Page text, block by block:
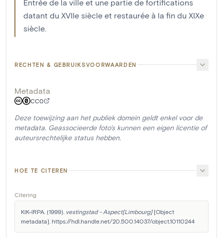
Entrée de la ville et une partie de fortifications
datant du XVIIe siècle et restaurée à la fin du XIXe
siècle.
RECHTEN & GEBRUIKSVOORWAARDEN
Metadata
CC0
Deze toewijzing aan het publiek domein geldt enkel voor de
metadata. Geassocieerde foto's kunnen een eigen licentie of
auteursrechtelijke status hebben.
HOE TE CITEREN
Citering
KIK-IRPA. (1999). vestingstad - Aspect[Limbourg] [Object
metadata]. https://hdl.handle.net/20.500.14037/object.10110244